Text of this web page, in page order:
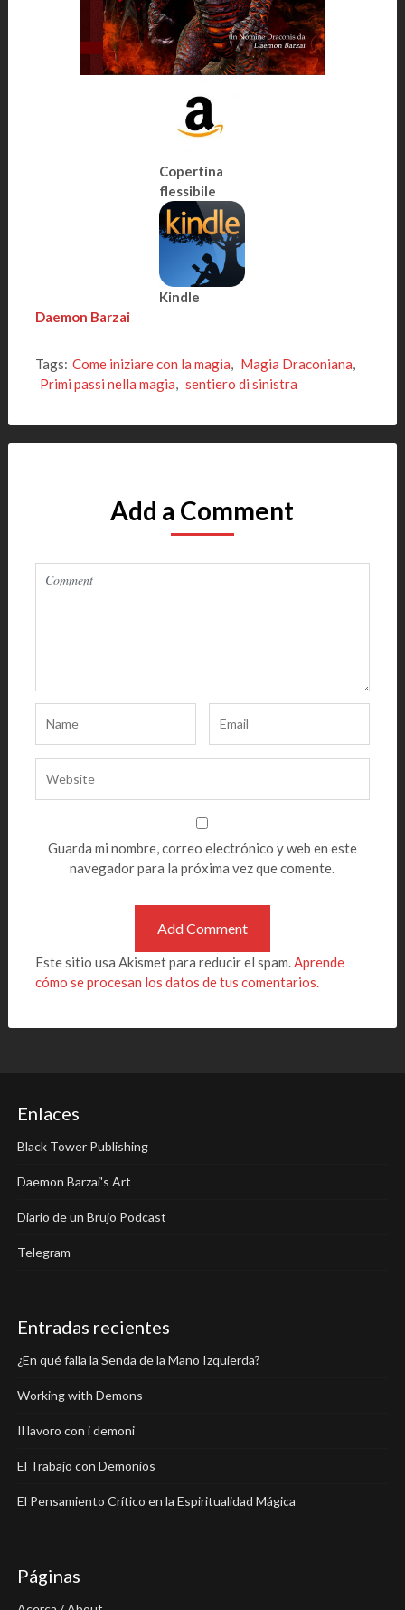
Copertina
flessibile
Kindle
Daemon Barzai
Tags: Come iniziare con la magia, Magia Draconiana,
Primi passi nella magia, sentiero di sinistra
Add a Comment
Guarda mi nombre, correo electrónico y web en este
navegador para la próxima vez que comente.
Este sitio usa Akismet para reducir el spam.Aprende
cómo se procesan los datos de tus comentarios.
Enlaces
Black Tower Publishing
Daemon Barzai's Art
Diario de un Brujo Podcast
Telegram
Entradas recientes
¿En qué falla la Senda de la Mano Izquierda?
Working with Demons
Il lavoro con i demoni
El Trabajo con Demonios
El Pensamiento Crítico en la Espiritualidad Mágica
Páginas